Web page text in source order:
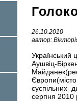
26.10.2010
автор:
Український
Аушвіц-
Європи(місто
суспільних
серпня 2010